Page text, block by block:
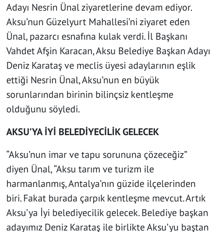
Adayı Nesrin Ünal ziyaretlerine devam ediyor.
Aksu’nun Güzelyurt Mahallesi’ni ziyaret eden
Ünal, pazarcı esnafına kulak verdi. İl Başkanı
Vahdet Afşin Karacan, Aksu Belediye Başkan Adayı
Deniz Karataş ve meclis üyesi adaylarının eşlik
ettiği Nesrin Ünal, Aksu’nun en büyük
sorunlarından birinin bilinçsiz kentleşme
olduğunu söyledi.
AKSU’YA İYİ BELEDİYECİLİK GELECEK
“Aksu’nun imar ve tapu sorununa çözeceğiz”
diyen Ünal, “Aksu tarım ve turizm ile
harmanlanmış, Antalya’nın güzide ilçelerinden
biri. Fakat burada çarpık kentleşme mevcut. Artık
Aksu’ya İyi belediyecilik gelecek. Belediye başkan
adayımız Deniz Karataş ile birlikte Aksu’yu baştan